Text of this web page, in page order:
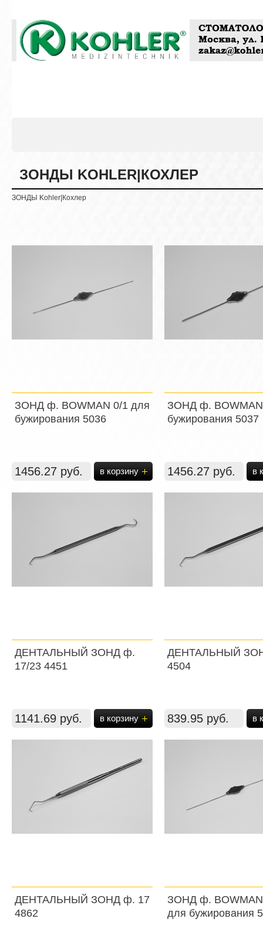
ЗОНДЫ KOHLER|КОХЛЕР
ЗОНДЫ Kohler|Кохлер
ЗОНД ф. BOWMAN 0/1 для
бужирования 5036
1456.27 руб. в корзину
ЗОНД ф.
бужирования 5037
1456.27 руб. в
ДЕНТАЛЬНЫЙ ЗОНД ф.
17/23 4451
1141.69 руб. в корзину
ДЕНТАЛЬНЫЙ
4504
839.95 руб. в
ДЕНТАЛЬНЫЙ ЗОНД ф. 17
4862
ЗОНД ф.
для бужирования